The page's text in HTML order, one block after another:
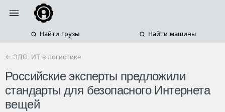
Найти грузы Найти машины
← ЭДО, ИТ в логистике
Российские эксперты предложили
стандарты для безопасного Интернета
вещей